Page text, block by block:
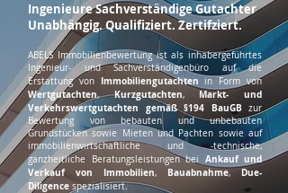
Ingenieure Sachverständige Gutachter
Unabhängig. Qualifiziert. Zertifziert.
ABELS Immobilienbewertung ist als inhabergeführtes
Ingenieur- und Sachverständigenbüro auf die
Erstattung von
Immobiliengutachten in Form von
Wertgutachten,Kurzgutachten, Markt- und
Verkehrswertgutachten gemäß §194 BauGBzur
Bewertung von bebauten und unbebauten
Grundstücken sowie Mieten und Pachten sowie auf
immobilienwirtschaftliche und -technische,
ganzheitliche Beratungsleistungen bei Ankauf und
Verkauf von Immobilien, Bauabnahme,Due-
Diligence spezialisiert.